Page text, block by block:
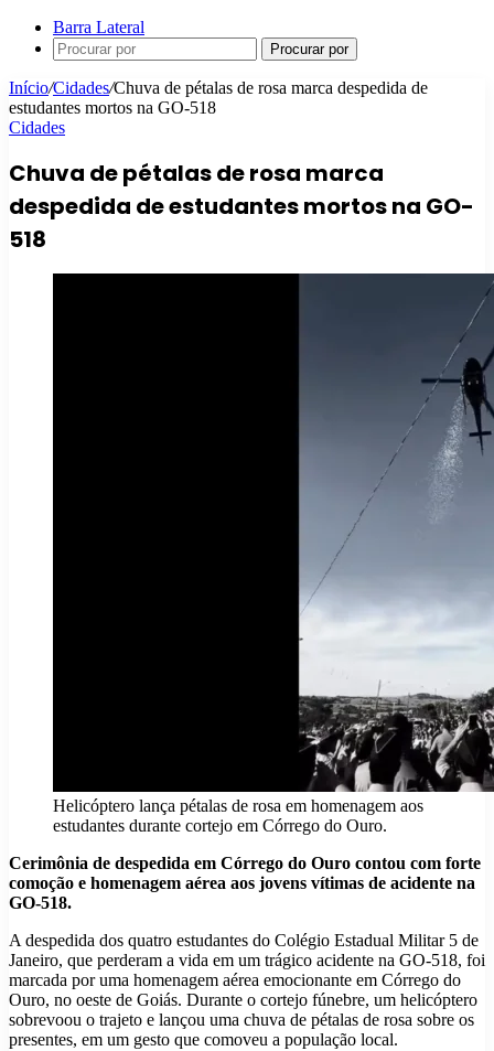
Barra Lateral
Procurar por
Início/Cidades/Chuva de pétalas de rosa marca despedida de
estudantes mortos na GO-518
Cidades
Chuva de pétalas de rosa marca
despedida de estudantes mortos na GO-
518
Helicóptero lança pétalas de rosa em homenagem aos
estudantes durante cortejo em Córrego do Ouro.
Cerimônia de despedida em Córrego do Ouro contou com forte
comoção e homenagem aérea aos jovens vítimas de acidente na
GO-518.
A despedida dos quatro estudantes do Colégio Estadual Militar 5 de
Janeiro, que perderam a vida em um trágico acidente na GO-518, foi
marcada por uma homenagem aérea emocionante em Córrego do
Ouro, no oeste de Goiás. Durante o cortejo fúnebre, um helicóptero
sobrevoou o trajeto e lançou uma chuva de pétalas de rosa sobre os
presentes, em um gesto que comoveu a população local.